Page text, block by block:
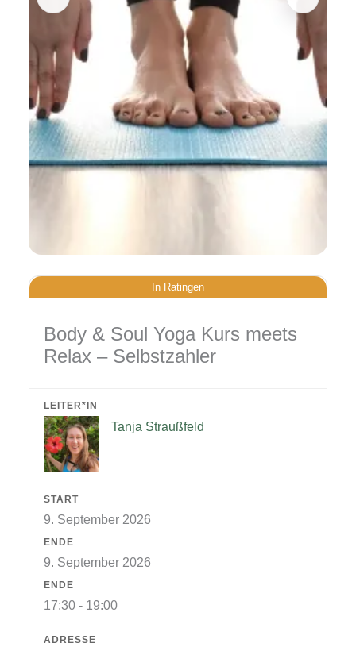
In Ratingen
LEITER*IN
Tanja Straußfeld
START
9. September 2026
ENDE
9. September 2026
ENDE
17:30 - 19:00
ADRESSE
Body & Soul Yoga Kurs meets
Relax – Selbstzahler